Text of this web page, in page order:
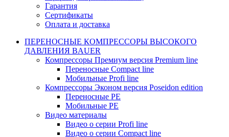
Гарантия
Сертификаты
Оплата и доставка
ПЕРЕНОСНЫЕ КОМПРЕССОРЫ ВЫСОКОГО
ДАВЛЕНИЯ BAUER
Компрессоры Премиум версия Premium line
Переносные Compact line
Мобильные Profi line
Компрессоры Эконом версия Poseidon edition
Переносные PE
Мобильные PE
Видео материалы
Видео о серии Profi line
Видео о серии Compact line